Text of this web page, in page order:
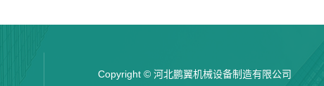
Copyright © 河北鹏翼机械设备制造有限公司